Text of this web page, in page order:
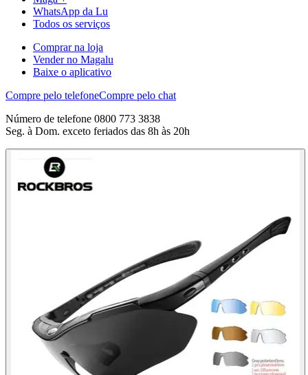
WhatsApp da Lu
Todos os serviços
Comprar na loja
Vender no Magalu
Baixe o aplicativo
Compre pelo telefoneCompre pelo chat
Número de telefone 0800 773 3838
Seg. à Dom. exceto feriados das 8h às 20h